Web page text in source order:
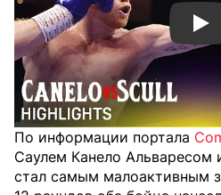
По информации портала
Саулем Канело
стал самым малоактивным